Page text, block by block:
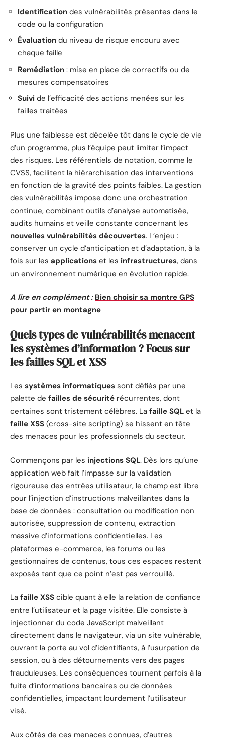
Identification des vulnérabilités présentes dans le
code ou la configuration
Évaluation du niveau de risque encouru avec
chaque faille
Remédiation : mise en place de correctifs ou de
mesures compensatoires
Suivi de l’efficacité des actions menées sur les
failles traitées
Plus une faiblesse est décelée tôt dans le cycle de vie
d’un programme, plus l’équipe peut limiter l’impact
des risques. Les référentiels de notation, comme le
CVSS, facilitent la hiérarchisation des interventions
en fonction de la gravité des points faibles. La gestion
des vulnérabilités impose donc une orchestration
continue, combinant outils d’analyse automatisée,
audits humains et veille constante concernant les
nouvelles vulnérabilités découvertes. L’enjeu :
conserver un cycle d’anticipation et d’adaptation, à la
fois sur les applications et les infrastructures, dans
un environnement numérique en évolution rapide.
A lire en complément : Bien choisir sa montre GPS
pour partir en montagne
Quels types de vulnérabilités menacent
les systèmes d’information ? Focus sur
les failles SQL et XSS
Les systèmes informatiques sont défiés par une
palette de failles de sécurité récurrentes, dont
certaines sont tristement célèbres. La faille SQL et la
faille XSS (cross-site scripting) se hissent en tête
des menaces pour les professionnels du secteur.
Commençons par les injections SQL. Dès lors qu’une
application web fait l’impasse sur la validation
rigoureuse des entrées utilisateur, le champ est libre
pour l’injection d’instructions malveillantes dans la
base de données : consultation ou modification non
autorisée, suppression de contenu, extraction
massive d’informations confidentielles. Les
plateformes e-commerce, les forums ou les
gestionnaires de contenus, tous ces espaces restent
exposés tant que ce point n’est pas verrouillé.
La faille XSS cible quant à elle la relation de confiance
entre l’utilisateur et la page visitée. Elle consiste à
injectionner du code JavaScript malveillant
directement dans le navigateur, via un site vulnérable,
ouvrant la porte au vol d’identifiants, à l’usurpation de
session, ou à des détournements vers des pages
frauduleuses. Les conséquences tournent parfois à la
fuite d’informations bancaires ou de données
confidentielles, impactant lourdement l’utilisateur
visé.
Aux côtés de ces menaces connues, d’autres